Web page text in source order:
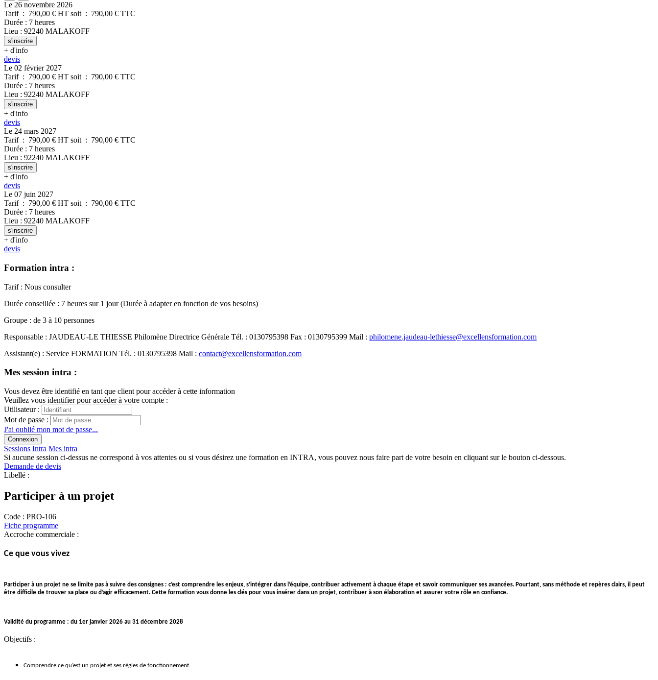
Le 26 novembre 2026
Tarif : 790,00 € HT soit : 790,00 € TTC
Durée : 7 heures
Lieu : 92240 MALAKOFF
s'inscrire
+ d'info
devis
Le 02 février 2027
Tarif : 790,00 € HT soit : 790,00 € TTC
Durée : 7 heures
Lieu : 92240 MALAKOFF
s'inscrire
+ d'info
devis
Le 24 mars 2027
Tarif : 790,00 € HT soit : 790,00 € TTC
Durée : 7 heures
Lieu : 92240 MALAKOFF
s'inscrire
+ d'info
devis
Le 07 juin 2027
Tarif : 790,00 € HT soit : 790,00 € TTC
Durée : 7 heures
Lieu : 92240 MALAKOFF
s'inscrire
+ d'info
devis
Formation intra :
Tarif : Nous consulter
Durée conseillée : 7 heures sur 1 jour (Durée à adapter en fonction de vos besoins)
Groupe : de 3 à 10 personnes
Responsable : JAUDEAU-LE THIESSE Philomène Directrice Générale Tél. : 0130795398 Fax : 0130795399 Mail : philomene.jaudeau-lethiesse@excellensformation.com
Assistant(e) : Service FORMATION Tél. : 0130795398 Mail : contact@excellensformation.com
Mes session intra :
Vous devez être identifié en tant que client pour accéder à cette information
Veuillez vous identifier pour accéder à votre compte :
Utilisateur :
Mot de passe :
J'ai oublié mon mot de passe...
Connexion
Sessions Intra Mes intra
Si aucune session ci-dessus ne correspond à vos attentes ou si vous désirez une formation en INTRA, vous pouvez nous faire part de votre besoin en cliquant sur le bouton ci-dessous.
Demande de devis
Libellé :
Participer à un projet
Code : PRO-106
Fiche programme
Accroche commerciale :
Ce que vous vivez
Participer à un projet ne se limite pas à suivre des consignes : c’est comprendre les enjeux, s’intégrer dans l’équipe, contribuer activement à chaque étape et savoir communiquer ses avancées. Pourtant, sans méthode et repères clairs, il peut
être difficile de trouver sa place ou d’agir efficacement. Cette formation vous donne les clés pour vous insérer dans un projet, contribuer à son élaboration et assurer votre rôle en confiance.
Validité du programme : du 1er janvier 2026 au 31 décembre 2028
Objectifs :
Comprendre ce qu’est un projet et ses règles de fonctionnement